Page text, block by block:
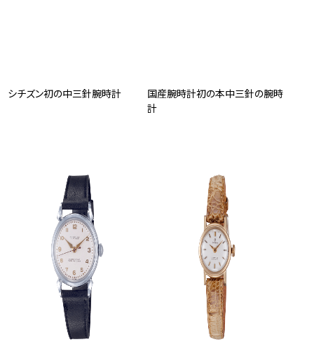
シチズン初の中三針腕時計
国産腕時計初の本中三針の腕時
計